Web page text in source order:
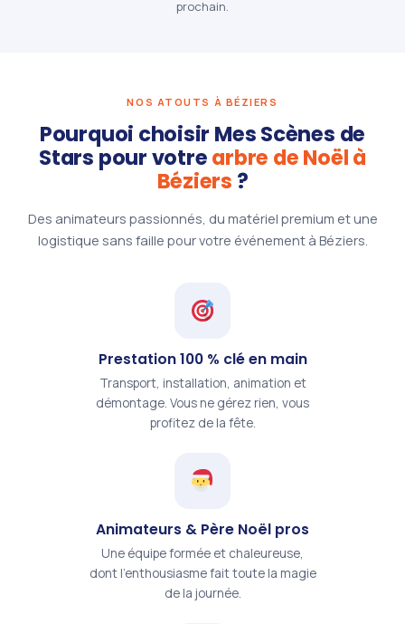
prochain.
NOS ATOUTS À BÉZIERS
Pourquoi choisir Mes Scènes de
Stars pour votrearbre de Noël à
Béziers ?
Des animateurs passionnés, du matériel premium et une
logistique sans faille pour votre événement à Béziers.
Prestation 100 % clé en main
Transport, installation, animation et
démontage. Vous ne gérez rien, vous
profitez de la fête.
Animateurs & Père Noël pros
Une équipe formée et chaleureuse,
dont l'enthousiasme fait toute la magie
de la journée.